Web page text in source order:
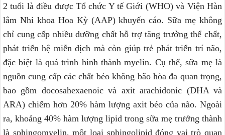
2 tuổi là điều được Tổ chức Y tế Giới (WHO) và Viện Hàn
lâm Nhi khoa Hoa Kỳ (AAP) khuyến cáo. Sữa mẹ không
chỉ cung cấp nhiều dưỡng chất hỗ trợ tăng trưởng thể chất,
phát triển hệ miễn dịch mà còn giúp trẻ phát triển trí não,
đặc biệt là quá trình hình thành myelin. Cụ thể, sữa mẹ là
nguồn cung cấp các chất béo không bão hòa đa quan trọng,
bao gồm docosahexaenoic và axit arachidonic (DHA và
ARA) chiếm hơn 20% hàm lượng axit béo của não. Ngoài
ra, khoảng 40% hàm lượng lipid trong sữa mẹ trưởng thành
là sphingomyelin, một loại sphingolipid đóng vai trò quan